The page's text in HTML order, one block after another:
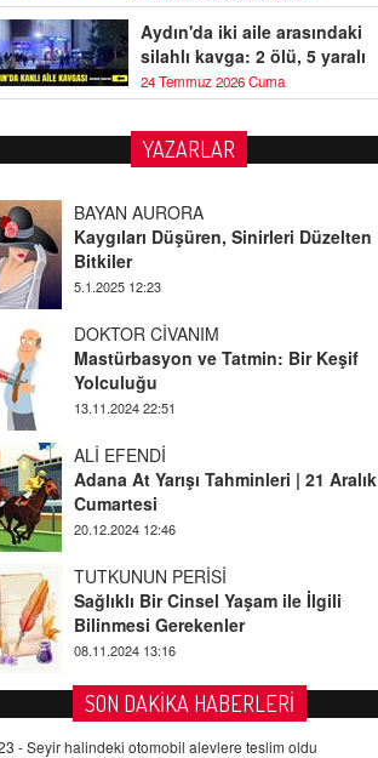
Aydın'da iki aile arasındaki
silahlı kavga: 2 ölü, 5 yaralı
24 Temmuz 2026 Cuma
YAZARLAR
BAYAN AURORA
Kaygıları Düşüren, Sinirleri Düzelten
Bitkiler
5.1.2025 12:23
DOKTOR CİVANIM
Mastürbasyon ve Tatmin: Bir Keşif
Yolculuğu
13.11.2024 22:51
ALİ EFENDİ
Adana At Yarışı Tahminleri | 21 Aralık
Cumartesi
20.12.2024 12:46
TUTKUNUN PERİSİ
Sağlıklı Bir Cinsel Yaşam ile İlgili
Bilinmesi Gerekenler
08.11.2024 13:16
FARUK ÖNALAN
Tezkere Onaylanmasaydı…
2 Kasım 2021 Salı 00:11
SON DAKİKA HABERLERİ
-Seyir halindeki otomobil alevlere teslim oldu